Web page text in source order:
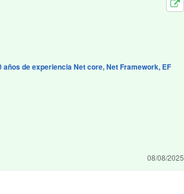
de experiencia Net core, Net Framework, EF
08/08/2025